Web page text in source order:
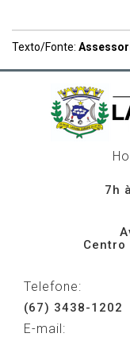
Texto/Fonte:
7h
Centro
Telefone:
(67) 3438-1202
E-mail: